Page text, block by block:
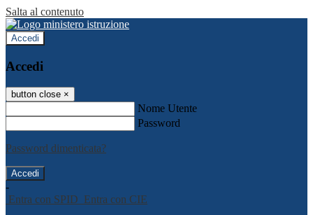
Salta al contenuto
Accedi
Accedi
button close ×
Nome Utente
Password
Password dimenticata?
-
Entra con SPID Entra con CIE